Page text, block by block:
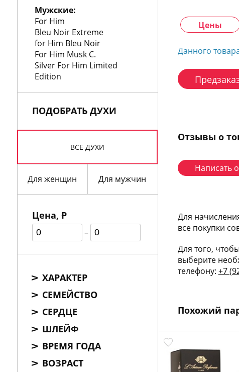
Мужские:
For Him
Bleu Noir Extreme
for Him Bleu Noir
For Him Musk C.
Silver For Him Limited
Edition
ПОДОБРАТЬ ДУХИ
ВСЕ ДУХИ
Для женщин Для мужчин
Цена,Р
–
ХАРАКТЕР
СЕМЕЙСТВО
СЕРДЦЕ
ШЛЕЙФ
ВРЕМЯ ГОДА
ВОЗРАСТ
Цены
Данного
Отзывы о
Написать
Для
все покупки
Для того,
выберите
телефону: +7
Похожий